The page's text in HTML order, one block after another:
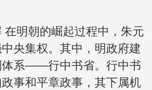
明朝的崛起过程中，朱元
央集权。其中，明政府建
体系——行中书省。行中书
事和平章政事，其下属机